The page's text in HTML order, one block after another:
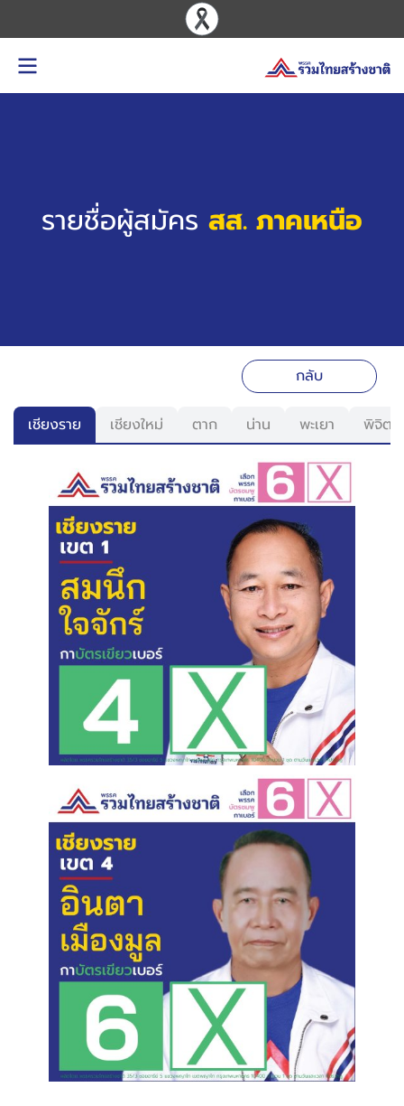
รายชื่อผู้สมัคร สส. ภาคเหนือ
กลับ
เชียงราย เชียงใหม่ ตาก น่าน พะเยา พิจิตร